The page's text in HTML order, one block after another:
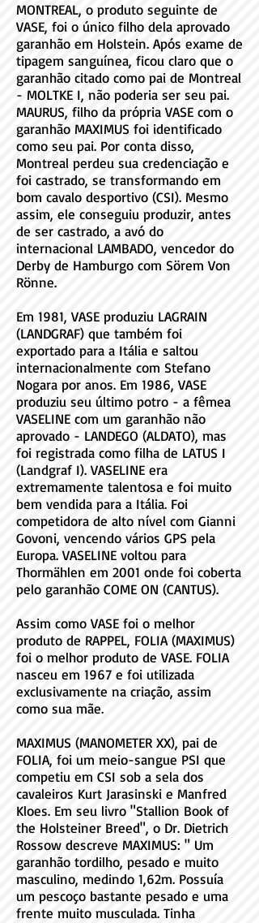
MONTREAL, o produto seguinte de
VASE, foi o único filho dela aprovado
garanhão em Holstein. Após exame de
tipagem sanguínea, ficou claro que o
garanhão citado como pai de Montreal
- MOLTKE I, não poderia ser seu pai.
MAURUS, filho da própria VASE com o
garanhão MAXIMUS foi identificado
como seu pai. Por conta disso,
Montreal perdeu sua credenciação e
foi castrado, se transformando em
bom cavalo desportivo (CSI). Mesmo
assim, ele conseguiu produzir, antes
de ser castrado, a avó do
internacional LAMBADO, vencedor do
Derby de Hamburgo com Sörem Von
Rönne.
Em 1981, VASE produziu LAGRAIN
(LANDGRAF) que também foi
exportado para a Itália e saltou
internacionalmente com Stefano
Nogara por anos. Em 1986, VASE
produziu seu último potro - a fêmea
VASELINE com um garanhão não
aprovado - LANDEGO (ALDATO), mas
foi registrada como filha de LATUS I
(Landgraf I). VASELINE era
extremamente talentosa e foi muito
bem vendida para a Itália. Foi
competidora de alto nível com Gianni
Govoni, vencendo vários GPS pela
Europa. VASELINE voltou para
Thormählen em 2001 onde foi coberta
pelo garanhão COME ON (CANTUS).
Assim como VASE foi o melhor
produto de RAPPEL, FOLIA (MAXIMUS)
foi o melhor produto de VASE. FOLIA
nasceu em 1967 e foi utilizada
exclusivamente na criação, assim
como sua mãe.
MAXIMUS (MANOMETER XX), pai de
FOLIA, foi um meio-sangue PSI que
competiu em CSI sob a sela dos
cavaleiros Kurt Jarasinski e Manfred
Kloes. Em seu livro "Stallion Book of
the Holsteiner Breed", o Dr. Dietrich
Rossow descreve MAXIMUS: " Um
garanhão tordilho, pesado e muito
masculino, medindo 1,62m. Possuía
um pescoço bastante pesado e uma
frente muito musculada. Tinha